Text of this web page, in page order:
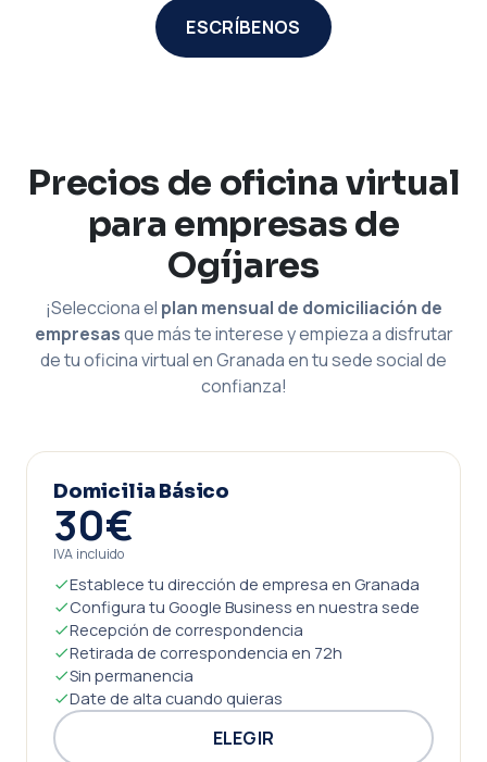
ESCRÍBENOS
Precios de oficina virtual
para empresas de
Ogíjares
¡Selecciona el plan mensual de domiciliación de
empresasque más te interese y empieza a disfrutar
de tu oficina virtual en Granada en tu sede social de
confianza!
Domicilia Básico
30€
IVA incluido
Establece tu dirección de empresa en Granada
Configura tu Google Business en nuestra sede
Recepción de correspondencia
Retirada de correspondencia en 72h
Sin permanencia
Date de alta cuando quieras
ELEGIR